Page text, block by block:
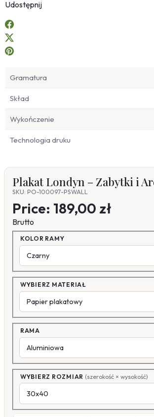
Udostępnij
Gramatura
Skład
Wykończenie
Technologia druku
Plakat Londyn – Zabytki i
SKU: PO-100097-PSWALL
Price: 189,00 zł
Brutto
KOLOR RAMY
WYBIERZ MATERIAŁ
RAMA
WYBIERZ ROZMIAR (szerokość × wysokość)